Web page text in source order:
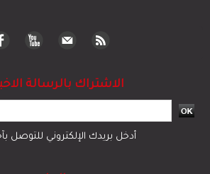
الاشتراك بالرسالة
أدخل بريدك الإلكتروني للتوصل